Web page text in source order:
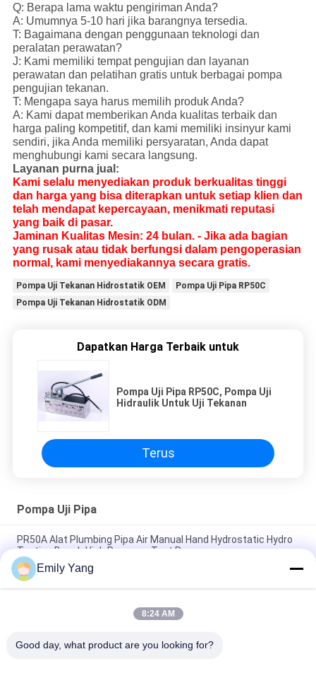
Q: Berapa lama waktu pengiriman Anda?
A: Umumnya 5-10 hari jika barangnya tersedia.
T: Bagaimana dengan penggunaan teknologi dan
peralatan perawatan?
J: Kami memiliki tempat pengujian dan layanan
perawatan dan pelatihan gratis untuk berbagai pompa
pengujian tekanan.
T: Mengapa saya harus memilih produk Anda?
A: Kami dapat memberikan Anda kualitas terbaik dan
harga paling kompetitif, dan kami memiliki insinyur kami
sendiri, jika Anda memiliki persyaratan, Anda dapat
menghubungi kami secara langsung.
Layanan purna jual:
Kami selalu menyediakan produk berkualitas tinggi
dan harga yang bisa diterapkan untuk setiap klien dan
telah mendapat kepercayaan, menikmati reputasi
yang baik di pasar.
Jaminan Kualitas Mesin: 24 bulan. - Jika ada bagian
yang rusak atau tidak berfungsi dalam pengoperasian
normal, kami menyediakannya secara gratis.
Pompa Uji Tekanan Hidrostatik OEM
Pompa Uji Pipa RP50C
Pompa Uji Tekanan Hidrostatik ODM
Dapatkan Harga Terbaik untuk
Pompa Uji Pipa RP50C, Pompa Uji
Hidraulik Untuk Uji Tekanan
Terus
Pompa Uji Pipa
PR50A Alat Plumbing Pipa Air Manual Hand Hydrostatic Hydro
Testing Bench High Pressure Test Pump
Pompa Uji Tekanan Uji Pipa Dioperasikan Dengan Volume Flov
30ML
Pompa Uji Pipa Piston Tembaga, Pompa Uji Hidrostatik
Emily Yang
8:24 AM
Good day, what product are you looking for?